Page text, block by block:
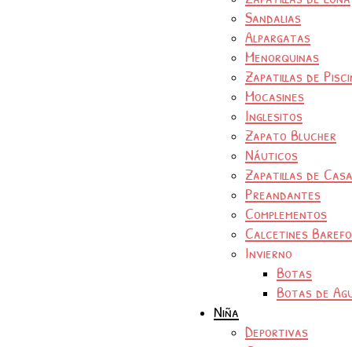
Sandalias
Alpargatas
Menorquinas
Zapatillas de
Mocasines
Inglesitos
Zapato Blucher
Náuticos
Zapatillas de Casa
Preandantes
Complementos
Calcetines
Invierno
Botas
Botas de
Niña
Deportivas